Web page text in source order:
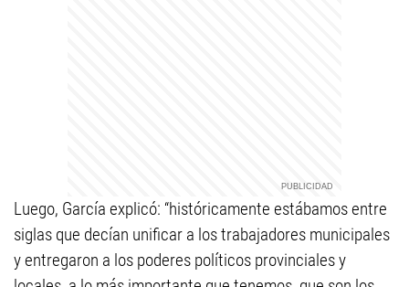
Luego, García explicó: “históricamente estábamos entre
siglas que decían unificar a los trabajadores municipales
y entregaron a los poderes políticos provinciales y